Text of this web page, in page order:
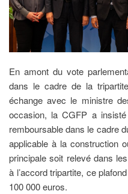
En amont du vote
dans le cadre de la
échange avec le ministre
occasion, la CGFP a
remboursable dans le cadre
applicable à la construction
principale soit relevé dans
à l’accord tripartite, ce
100 000 euros.